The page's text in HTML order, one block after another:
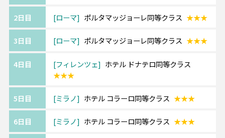
ホテルは価額重視のクラスとなります。
へのグレードアップや
《ツアーアレンジが得意です！》
欧州各都市との周遊アレンジや、宿泊数の変
更、
2日目 ローマ ポルタマッジョーレ同等クラス ★★★
3日目 ローマ ポルタマッジョーレ同等クラス ★★★
4日目 フィレンツェ
ホテル ドナテロ同等クラス
★★★
5日目 ミラノ ホテル コラーロ同等クラス ★★★
6日目 ミラノ ホテル コラーロ同等クラス ★★★